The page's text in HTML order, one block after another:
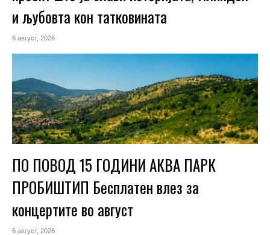
и љубовта кон татковината
6 август, 2026
ПО ПОВОД 15 ГОДИНИ АКВА ПАРК
ПРОБИШТИП Бесплатен влез за
концертите во август
6 август, 2026